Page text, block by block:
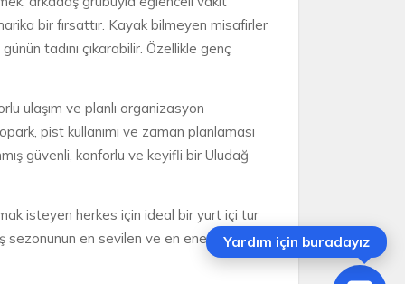
bir fırsattır. Kayak bilmeyen misafirler
tadını çıkarabilir. Özellikle genç
ulaşım ve planlı organizasyon
pist kullanımı ve zaman planlaması
güvenli, konforlu ve keyifli bir Uludağ
isteyen herkes için ideal bir yurt içi tur
en sevilen ve en enerjik Yardım için buradayız